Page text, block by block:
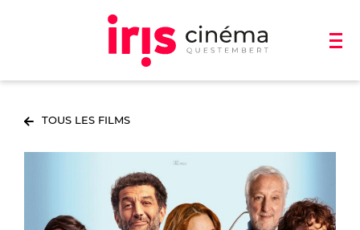
TOUS LES FILMS